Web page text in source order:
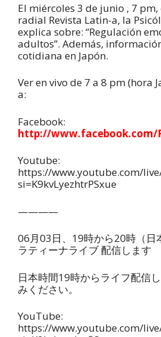
El miércoles 3 de junio , 7
radial Revista Latin-a, la
explica sobre: “Regulación
adultos”. Además,
cotidiana en Japón.
Ver en vivo de 7 a 8 pm (hora
a:
Facebook:
http://www.facebook.com/
Youtube:
https://www.youtube.com/live/
si=K9kvLyezhtrPSxue
————
06月03日、 19時から20時（日
ラティーナライブ配信します
日本時間19時からライフ配信
みください。
YouTube:
https://www.youtube.com/live/